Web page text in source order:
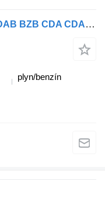
Motor Volkswagen CDA CDAA CDAB BZB CDA CDAA CDAB 1 pro automobilu Volkswagen AUDI TT 1,8 TFSI, SEAT Altea, Toledo, Leon, Alhambra 1,8 TSI, VOLKSWAGEN Golf VI Golf VI, Passat CC, Passat V, Passat VI, Passat CC 1,8 TSI, ŠKODA Octavia II, Superb II, Yeti 1,8 TSI
plyn/benzín